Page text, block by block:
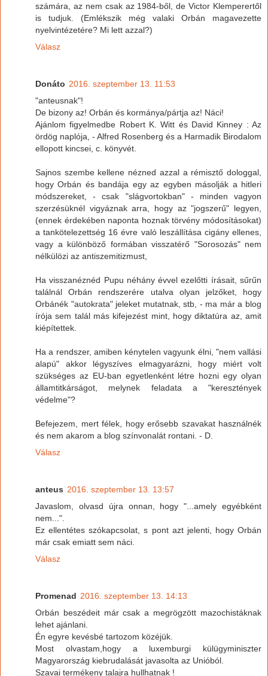
számára, az nem csak az 1984-ből, de Victor Klemperertől
is tudjuk. (Emlékszik még valaki Orbán magavezette
nyelvintézetére? Mi lett azzal?)
Válasz
Donáto 2016. szeptember 13. 11:53
"anteusnak"!
De bizony az! Orbán és kormánya/pártja az! Náci!
Ajánlom figyelmedbe Robert K. Witt és David Kinney : Az
ördög naplója, - Alfred Rosenberg és a Harmadik Birodalom
ellopott kincsei, c. könyvét.
Sajnos szembe kellene nézned azzal a rémisztő dologgal,
hogy Orbán és bandája egy az egyben másolják a hitleri
módszereket, - csak "slágvortokban" - minden vagyon
szerzésüknél vigyáznak arra, hogy az "jogszerű" legyen,
(ennek érdekében naponta hoznak törvény módosításokat)
a tankötelezettség 16 évre való leszállítása cigány ellenes,
vagy a különböző formában visszatérő "Sorosozás" nem
nélkülözi az antiszemitizmust,
Ha visszanéznéd Pupu néhány évvel ezelőtti írásait, sűrűn
találnál Orbán rendszerére utalva olyan jelzőket, hogy
Orbánék "autokrata" jeleket mutatnak, stb, - ma már a blog
írója sem talál más kifejezést mint, hogy diktatúra az, amit
kiépítettek.
Ha a rendszer, amiben kénytelen vagyunk élni, "nem vallási
alapú" akkor légyszíves elmagyarázni, hogy miért volt
szükséges az EU-ban egyetlenként létre hozni egy olyan
államtitkárságot, melynek feladata a "keresztények
védelme"?
Befejezem, mert félek, hogy erősebb szavakat használnék
és nem akarom a blog színvonalát rontani. - D.
Válasz
anteus 2016. szeptember 13. 13:57
Javaslom, olvasd újra onnan, hogy "...amely egyébként
nem...".
Ez ellentétes szókapcsolat, s pont azt jelenti, hogy Orbán
már csak emiatt sem náci.
Válasz
Promenad 2016. szeptember 13. 14:13
Orbán beszédeit már csak a megrögzött mazochistáknak
lehet ajánlani.
Én egyre kevésbé tartozom közéjük.
Most olvastam,hogy a luxemburgi külügyminiszter
Magyarország kiebrudalását javasolta az Unióból.
Szavai termékeny talajra hullhatnak !